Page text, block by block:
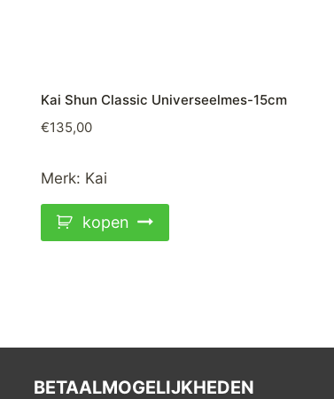
Kai Shun Classic Universeelmes-15cm
€135,00
Merk: Kai
kopen
BETAALMOGELIJKHEDEN